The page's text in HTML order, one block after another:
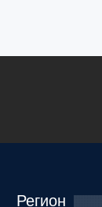
Регион